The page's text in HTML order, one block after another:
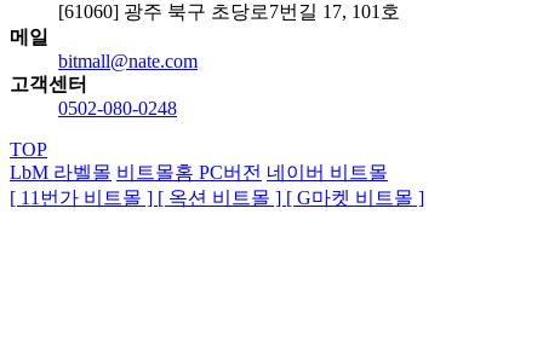
[61060] 광주 북구 초당로7번길 17, 101호
메일
bitmall@nate.com
고객센터
0502-080-0248
TOP
LbM 라벨몰 비트몰홈 PC버전 네이버 비트몰
[ 11번가 비트몰 ] [ 옥션 비트몰 ] [ G마켓 비트몰 ]